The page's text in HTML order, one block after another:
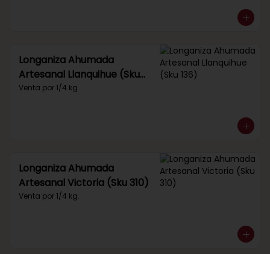
Longaniza Ahumada
Artesanal Llanquihue (Sku
136)
Venta por 1/4 kg
Longaniza Ahumada
Artesanal Victoria (Sku 310)
Venta por 1/4 kg.